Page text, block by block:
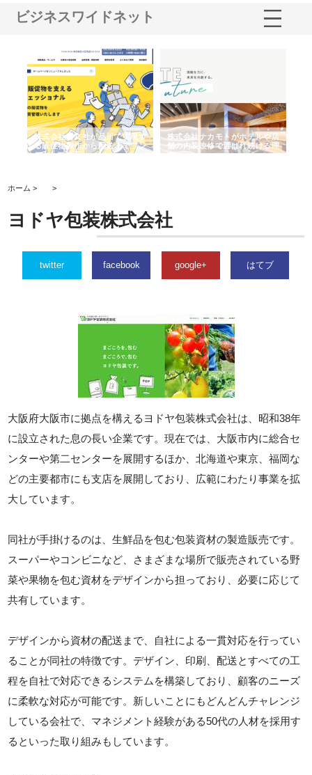
ビジネスワイドネット
株式会社耕文社が品川で実現す
る販促物製作から配送までワン
ストップ対応
株式会社ナカモトがホテルや店
舗の内装改修で選ばれ続ける理
由
ホーム > >
ヨドヤ包装株式会社
twitter facebook google+ はてブ
大阪府大阪市に拠点を構えるヨドヤ包装株式会社は、昭和38年
に設立された息の長い企業です。現在では、大阪市内に総合セ
ンターや第二センターを展開するほか、北海道や東京、福岡な
どの主要都市にも支店を展開しており、広範にわたり事業を拡
大しています。
同社が手掛けるのは、生鮮品を包む包装資材の製造販売です。
スーパーやコンビニなど、さまざまな場所で販売されている野
菜や果物を包む資材をデザインから担っており、必要に応じて
共有しています。
デザインから資材の配送まで、自社による一貫対応を行ってい
ることが同社の特徴です。デザイン、印刷、配送とすべての工
程を自社で対応できるシステムを構築しており、顧客のニーズ
に柔軟な対応が可能です。新しいことにもどんどんチャレンジ
している会社で、マネジメント経験がある50代の人材を採用す
るといった取り組みもしています。